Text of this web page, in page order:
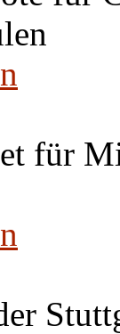
für